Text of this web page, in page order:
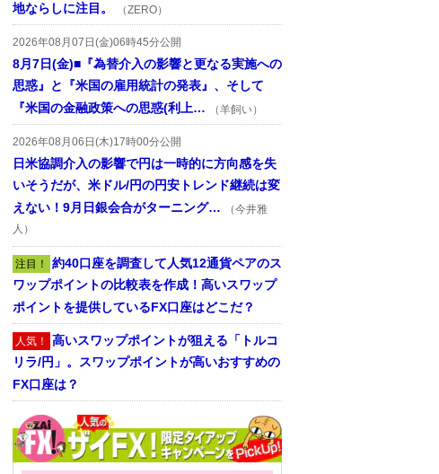
地ならしに注目。
（ZERO）
2026年08月07日(金)06時45分公開
8月7日(金)■『為替介入の影響と更なる実施への
思惑』と『米国の雇用統計の発表』、そして
『米国の金融政策への思惑(利上…
（羊飼い）
2026年08月06日(木)17時00分公開
日米協調介入の影響で円は一時的に方向感を失
いそうだが、米ドル/円の円安トレンド継続は変
えない！9月日銀会合がターニング…
（今井雅
人）
注目！ 約40口座を調査して人気12通貨ペアのス
ワップポイントの比較表を作成！高いスワップ
ポイントを提供しているFX口座はどこだ？
人気！ 高いスワップポイントが狙える「トルコ
リラ/円」。スワップポイントが高いおすすめの
FX口座は？